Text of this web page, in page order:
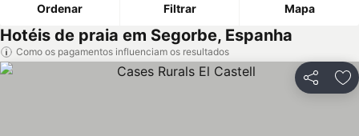
Ordenar Filtrar Mapa
Hotéis de praia em Segorbe, Espanha
Como os pagamentos influenciam os resultados
Partilhar